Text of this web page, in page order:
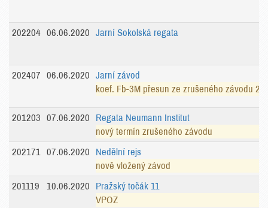
202204 06.06.2020 Jarní Sokolská regata
202407 06.06.2020
Jarní závod
koef. Fb-3M přesun ze zrušeného závodu
201203 07.06.2020
Regata Neumann Institut
nový termín zrušeného závodu
202171
07.06.2020
Nedělní rejs
nově vložený závod
201119
10.06.2020
Pražský točák 11
VPOZ